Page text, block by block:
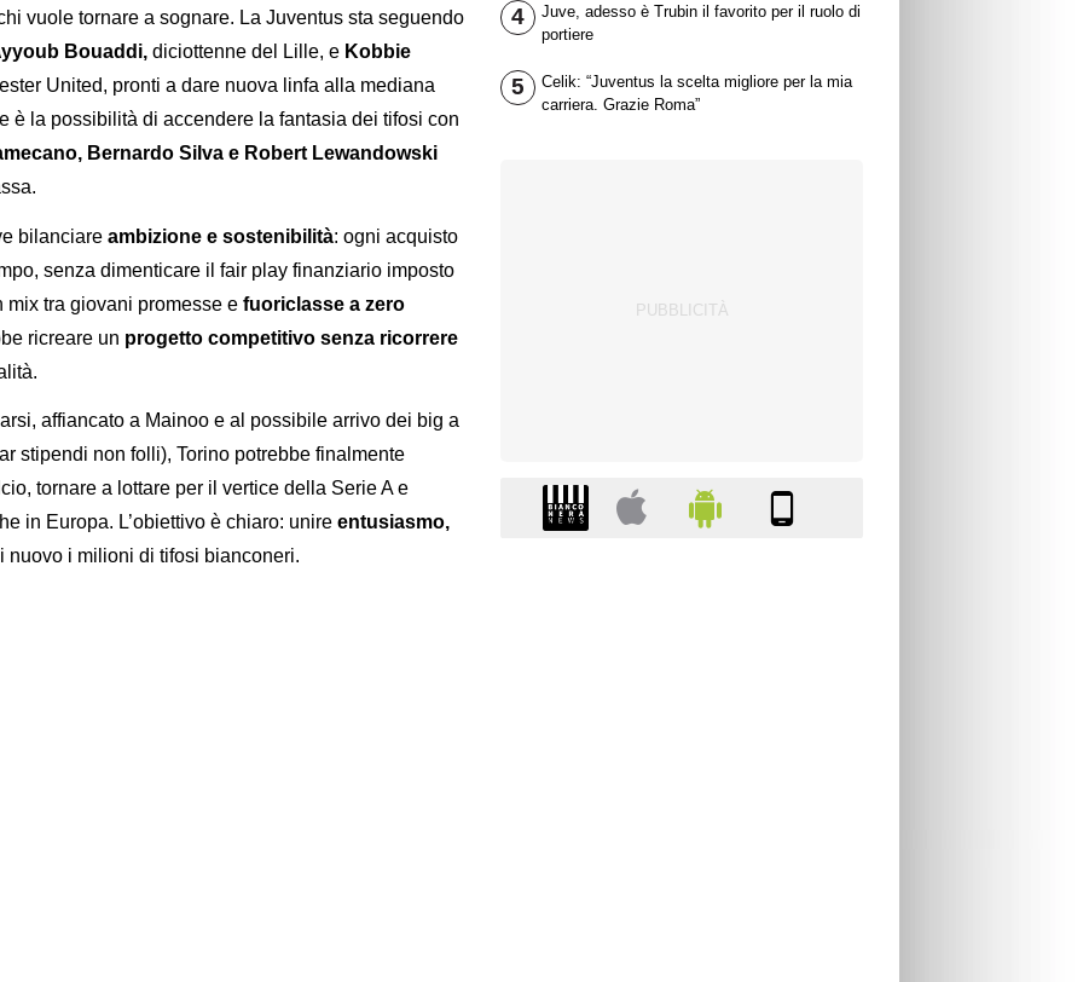
vuole tornare a sognare. La Juventus sta seguendo
Bouaddi, diciottenne del Lille, e Kobbie
United, pronti a dare nuova linfa alla mediana
è la possibilità di accendere la fantasia dei tifosi con
Bernardo Silva e Robert Lewandowski
bilanciare ambizione e sostenibilità: ogni acquisto
senza dimenticare il fair play finanziario imposto
mix tra giovani promesse e fuoriclasse a zero
ricreare un progetto competitivo senza ricorrere
affiancato a Mainoo e al possibile arrivo dei big a
stipendi non folli), Torino potrebbe finalmente
tornare a lottare per il vertice della Serie A e
in Europa. L’obiettivo è chiaro: unire entusiasmo,
nuovo i milioni di tifosi bianconeri.
4
Juve, adesso è Trubin il favorito per il ruolo di
portiere
5
Celik: “Juventus la scelta migliore per la mia
carriera. Grazie Roma”